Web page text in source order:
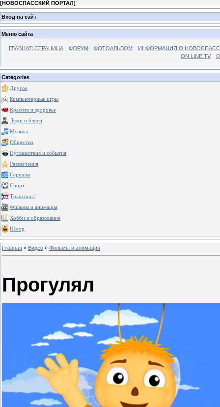
[НОВОСПАССКИЙ ПОРТАЛ]
Вход на сайт
Меню сайта
ГЛАВНАЯ СТРАНИЦА ФОРУМ ФОТОАЛЬБОМ
ИНФОРМАЦИЯ О
ON LINE TV
Categories
Другое
Компьютерные игры
Красота и здоровье
Люди и блоги
Музыка
Общество
Путешествия и события
Развлечения
Сериалы
Спорт
Транспорт
Фильмы и анимация
Хобби и образование
Юмор
Главная » Видео » Фильмы и анимация
Прогулял